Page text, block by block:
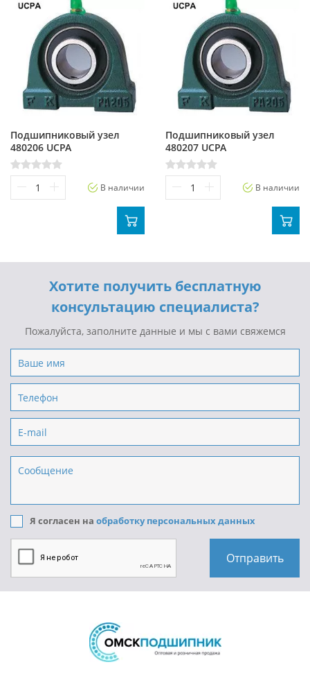
Подшипниковый узел
480206 UCPA
В наличии
Подшипниковый узел
480207 UCPA
В наличии
Хотите получить бесплатную
консультацию специалиста?
Пожалуйста, заполните данные и мы с вами свяжемся
Я согласен на обработку персональных данных